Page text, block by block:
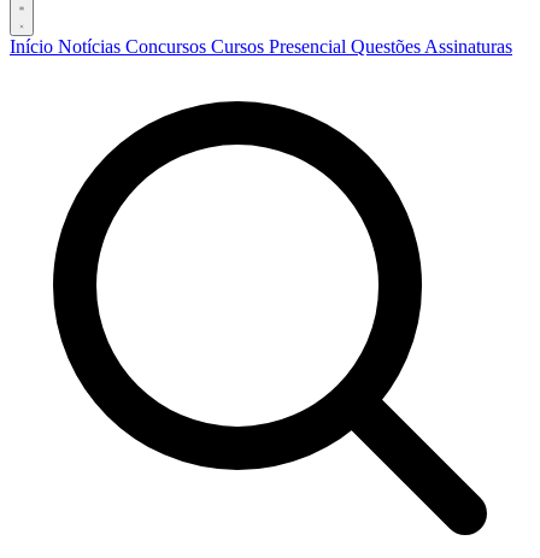
Início Notícias Concursos Cursos Presencial Questões Assinaturas